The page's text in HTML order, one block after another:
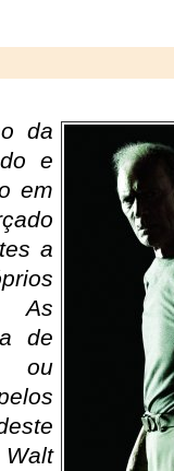
da
e
em
a
As
de
ou